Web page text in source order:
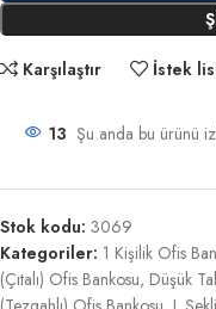
Karşılaştır İstek
13 Şu anda bu ürünü
Stok kodu: 3069
Kategoriler: 1 Kişilik Ofis
(Çıtalı) Ofis Bankosu, Düşük